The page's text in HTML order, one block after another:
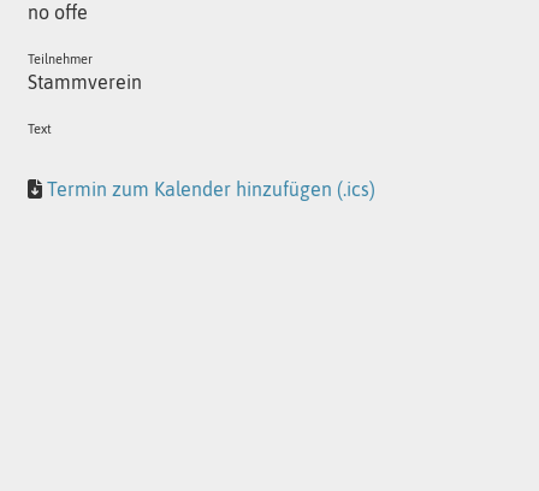
no offe
Teilnehmer
Stammverein
Text
Termin zum Kalender hinzufügen (.ics)